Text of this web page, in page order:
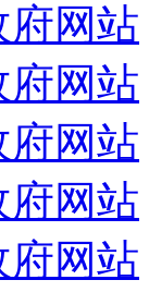
网站
网站
网站
府网站
府网站